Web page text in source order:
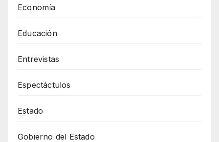
Economía
Educación
Entrevistas
Espectáctulos
Estado
Gobierno del Estado